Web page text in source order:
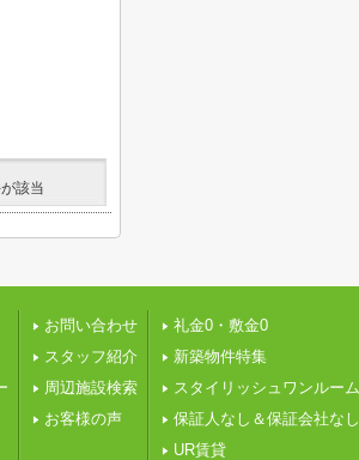
該当
お問い合わせ
スタッフ紹介
周辺施設検索
お客様の声
礼金0・敷金0
新築物件特集
スタイリッシュワンルーム
保証人なし＆保証会社なし
UR賃貸